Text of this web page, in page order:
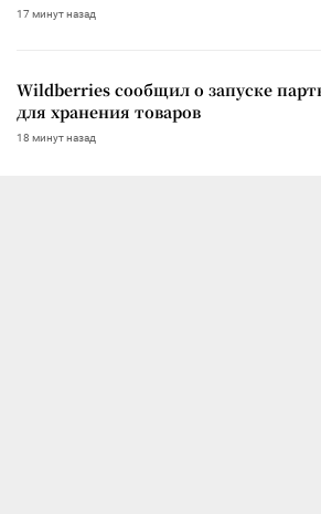
17 минут назад
Wildberries сообщил о запуске
для хранения товаров
18 минут назад